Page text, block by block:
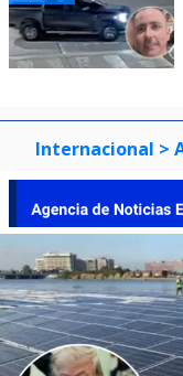
Internacional >